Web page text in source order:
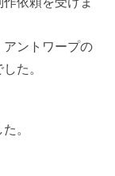
ントワープの
た。
。